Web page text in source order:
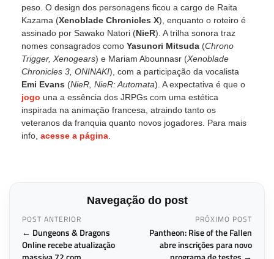
peso. O design dos personagens ficou a cargo de Raita
Kazama (Xenoblade Chronicles X), enquanto o roteiro é
assinado por Sawako Natori (NieR). A trilha sonora traz
nomes consagrados como Yasunori Mitsuda (Chrono
Trigger, Xenogears) e Mariam Abounnasr (Xenoblade
Chronicles 3, ONINAKI), com a participação da vocalista
Emi Evans (NieR, NieR: Automata). A expectativa é que o
jogo una a essência dos JRPGs com uma estética
inspirada na animação francesa, atraindo tanto os
veteranos da franquia quanto novos jogadores. Para mais
info, acesse a página
Navegação do post
POST ANTERIOR
← Dungeons & Dragons
Online recebe atualização
PRÓXIMO POST
Pantheon: Rise of the Fallen
abre inscrições para novo